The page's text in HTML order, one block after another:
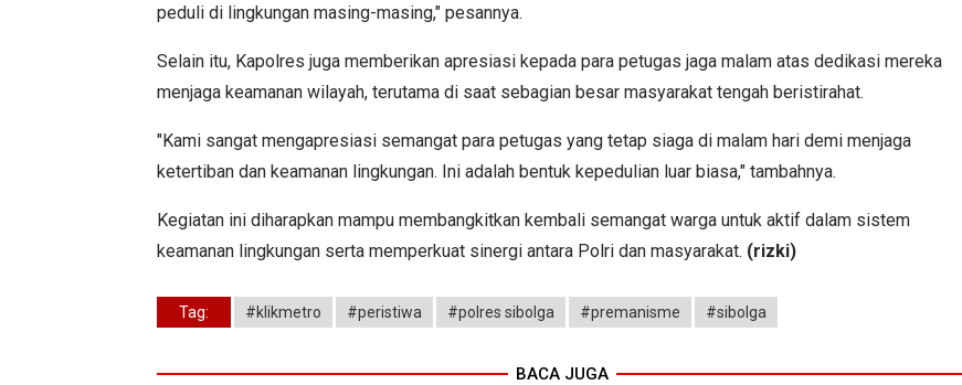
peduli di lingkungan masing-masing," pesannya.
Selain itu, Kapolres juga memberikan apresiasi kepada para petugas jaga malam atas dedikasi mereka
menjaga keamanan wilayah, terutama di saat sebagian besar masyarakat tengah beristirahat.
"Kami sangat mengapresiasi semangat para petugas yang tetap siaga di malam hari demi menjaga
ketertiban dan keamanan lingkungan. Ini adalah bentuk kepedulian luar biasa," tambahnya.
Kegiatan ini diharapkan mampu membangkitkan kembali semangat warga untuk aktif dalam sistem
keamanan lingkungan serta memperkuat sinergi antara Polri dan masyarakat. (rizki)
Tag: #klikmetro #peristiwa #polres sibolga #premanisme #sibolga
BACA JUGA